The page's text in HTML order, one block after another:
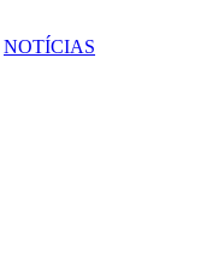
NOTÍCIAS